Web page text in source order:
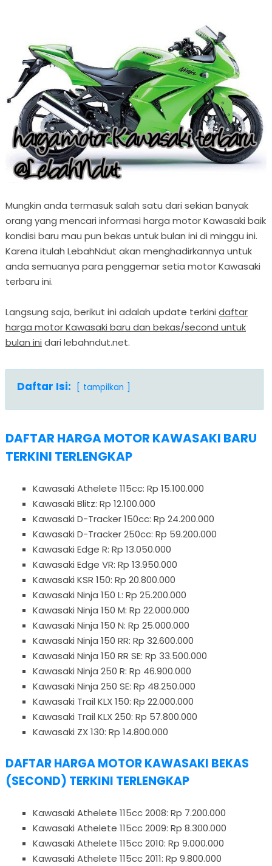
Mungkin anda termasuk salah satu dari sekian banyak
orang yang mencari informasi harga motor Kawasaki baik
kondisi baru mau pun bekas untuk bulan ini di minggu ini.
Karena itulah LebahNdut akan menghadirkannya untuk
anda semuanya para penggemar setia motor Kawasaki
terbaru ini.
Langsung saja, berikut ini adalah update terkini daftar
harga motor Kawasaki baru dan bekas/second untuk
bulan ini dari lebahndut.net.
Daftar Isi: tampilkan
DAFTAR HARGA MOTOR KAWASAKI BARU
TERKINI TERLENGKAP
Kawasaki Athelete 115cc: Rp 15.100.000
Kawasaki Blitz: Rp 12.100.000
Kawasaki D-Tracker 150cc: Rp 24.200.000
Kawasaki D-Tracker 250cc: Rp 59.200.000
Kawasaki Edge R: Rp 13.050.000
Kawasaki Edge VR: Rp 13.950.000
Kawasaki KSR 150: Rp 20.800.000
Kawasaki Ninja 150 L: Rp 25.200.000
Kawasaki Ninja 150 M: Rp 22.000.000
Kawasaki Ninja 150 N: Rp 25.000.000
Kawasaki Ninja 150 RR: Rp 32.600.000
Kawasaki Ninja 150 RR SE: Rp 33.500.000
Kawasaki Ninja 250 R: Rp 46.900.000
Kawasaki Ninja 250 SE: Rp 48.250.000
Kawasaki Trail KLX 150: Rp 22.000.000
Kawasaki Trail KLX 250: Rp 57.800.000
Kawasaki ZX 130: Rp 14.800.000
DAFTAR HARGA MOTOR KAWASAKI BEKAS
(SECOND) TERKINI TERLENGKAP
Kawasaki Athelete 115cc 2008: Rp 7.200.000
Kawasaki Athelete 115cc 2009: Rp 8.300.000
Kawasaki Athelete 115cc 2010: Rp 9.000.000
Kawasaki Athelete 115cc 2011: Rp 9.800.000